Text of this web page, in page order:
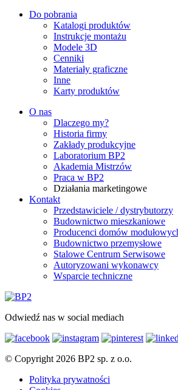
Do pobrania
Katalogi produktów
Instrukcje montażu
Modele 3D
Cenniki
Materiały graficzne
Inne
Karty produktów
O nas
Dlaczego my?
Historia firmy
Zakłady produkcyjne
Laboratorium BP2
Akademia Mistrzów
Praca w BP2
Działania marketingowe
Kontakt
Przedstawiciele / dystrybutorzy
Budownictwo mieszkaniowe
Producenci domów
Budownictwo przemysłowe
Stalowe Centrum Serwisowe
Autoryzowani wykonawcy
Wsparcie techniczne
Odwiedź nas w social mediach
© Copyright 2026 BP2 sp. z o.o.
Polityka prywatności